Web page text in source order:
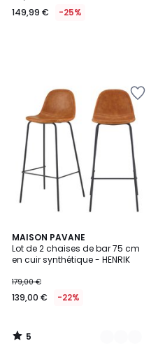
149,99 € -25%
MAISON PAVANE
Lot de 2 chaises de bar 75 cm
en cuir synthétique - HENRIK
179,00 €
139,00 € -22%
5
/
5
4
Couleurs
5
/